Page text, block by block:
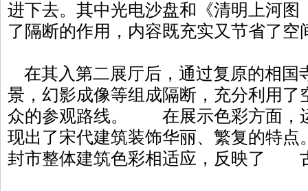
进下去。其中光电沙盘和《清明上河图
了隔断的作用，内容既充实又节省
在其入第二展厅后，通过复原的相国
景，幻影成像等组成隔断，充分利用了
众的参观路线。 在展示色彩方面，
现出了宋代建筑装饰华丽、繁复的特点
封市整体建筑色彩相适应，反映